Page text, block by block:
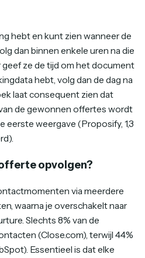
hebt en kunt zien wanneer de
dan binnen enkele uren na die
ze de tijd om het document
hebt, volg dan de dag na
laat consequent zien dat
de gewonnen offertes wordt
eerste weergave (Proposify, 1,3
opvolgen?
via meerdere
waarna je overschakelt naar
Slechts 8% van de
(Close.com), terwijl 44%
Essentieel is dat elke